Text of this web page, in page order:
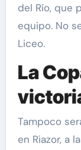
del Río, que
equipo. No
Liceo.
La
Tampoco
en Riazor, a